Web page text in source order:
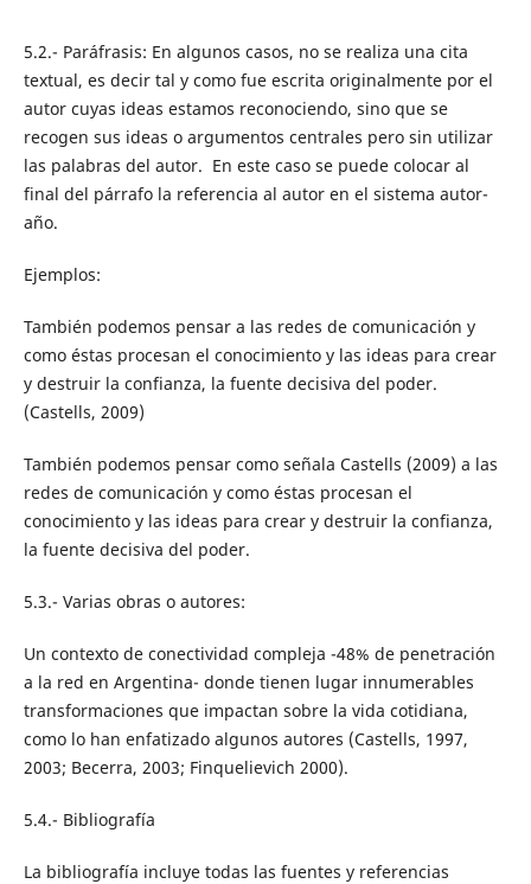
5.2.- Paráfrasis: En algunos casos, no se realiza una cita
textual, es decir tal y como fue escrita originalmente por el
autor cuyas ideas estamos reconociendo, sino que se
recogen sus ideas o argumentos centrales pero sin utilizar
las palabras del autor. En este caso se puede colocar al
final del párrafo la referencia al autor en el sistema autor-
año.
Ejemplos:
También podemos pensar a las redes de comunicación y
como éstas procesan el conocimiento y las ideas para crear
y destruir la confianza, la fuente decisiva del poder.
(Castells, 2009)
También podemos pensar como señala Castells (2009) a las
redes de comunicación y como éstas procesan el
conocimiento y las ideas para crear y destruir la confianza,
la fuente decisiva del poder.
5.3.- Varias obras o autores:
Un contexto de conectividad compleja -48% de penetración
a la red en Argentina- donde tienen lugar innumerables
transformaciones que impactan sobre la vida cotidiana,
como lo han enfatizado algunos autores (Castells, 1997,
2003; Becerra, 2003; Finquelievich 2000).
5.4.- Bibliografía
La bibliografía incluye todas las fuentes y referencias